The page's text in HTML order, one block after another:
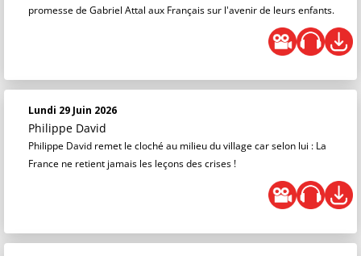
promesse de Gabriel Attal aux Français sur l'avenir de leurs enfants.
Lundi 29 Juin 2026
Philippe David
Philippe David remet le cloché au milieu du village car selon lui : La
France ne retient jamais les leçons des crises !